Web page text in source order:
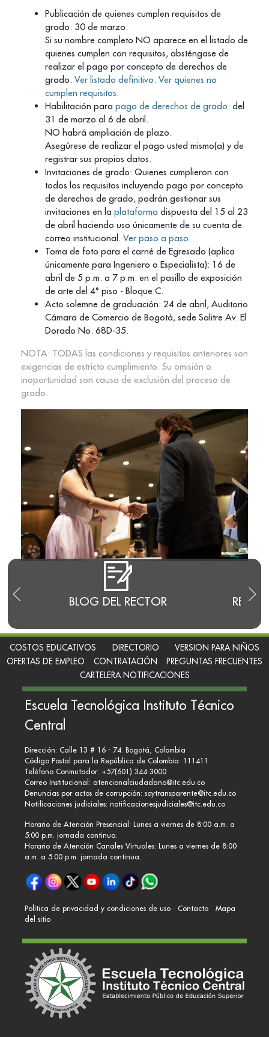
BLOG DEL RECTOR
Publicación de quienes cumplen requisitos de
grado: 30 de marzo.
Si su nombre completo NO aparece en el listado de
quienes cumplen con requisitos, absténgase de
realizar el pago por concepto de derechos de
grado. Ver listado definitivo. Ver quienes no
cumplen requisitos.
Habilitación para pago de derechos de grado: del
31 de marzo al 6 de abril.
NO habrá ampliación de plazo.
Asegúrese de realizar el pago usted mismo(a) y de
registrar sus propios datos.
Invitaciones de grado: Quienes cumplieron con
todos los requisitos incluyendo pago por concepto
de derechos de grado, podrán gestionar sus
invitaciones en la plataforma dispuesta del 15 al 23
de abril haciendo uso únicamente de su cuenta de
correo institucional. Ver paso a paso.
Toma de foto para el carné de Egresado (aplica
únicamente para Ingeniero o Especialista): 16 de
abril de 5 p.m. a 7 p.m. en el pasillo de exposición
de arte del 4° piso - Bloque C.
Acto solemne de graduación: 24 de abril, Auditorio
Cámara de Comercio de Bogotá, sede Salitre Av. El
Dorado No. 68D-35.
NOTA: TODAS las condiciones y requisitos anteriores son
exigencias de estricto cumplimiento. Su omisión o
inoportunidad son causa de exclusión del proceso de
grado.
COSTOS EDUCATIVOS DIRECTORIO
VERSION PARA NIÑOS
OFERTAS DE EMPLEO
CONTRATACIÓN
PREGUNTAS FRECUENTES
CARTELERA NOTIFICACIONES
Escuela Tecnológica Instituto Técnico
Central
Dirección: Calle 13 # 16 - 74. Bogotá, Colombia
Código Postal para la República de Colombia: 111411
Teléfono Conmutador: +57(601) 344 3000
Correo Institucional: atencionalciudadano@itc.edu.co
Denuncias por actos de corrupción: soytransparente@itc.edu.co
Notificaciones judiciales: notificacionesjudiciales@itc.edu.co
Horario de Atención Presencial: Lunes a viernes de 8:00 a.m. a
5:00 p.m. jornada continua.
Horario de Atención Canales Virtuales: Lunes a viernes de 8:00
a.m. a 5:00 p.m. jornada continua.
Política de privacidad y condiciones de uso Contacto
Mapa
del sitio